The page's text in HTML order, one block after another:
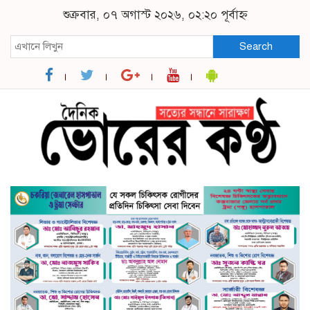
শুক্রবার, ০৭ অগাস্ট ২০২৬, ০২:২০ পূর্বাহ্ন
Search